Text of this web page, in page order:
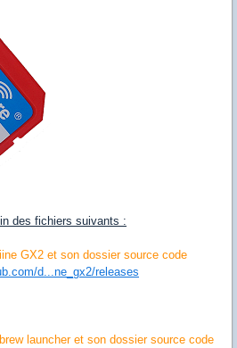
des fichiers suivants :
GX2 et son dossier source code
d...ne_gx2/releases
launcher et son dossier source code